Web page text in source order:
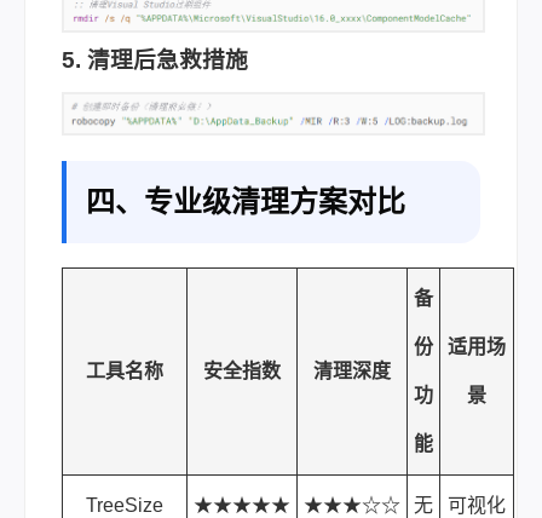
5. 清理后急救措施
四、专业级清理方案对比
工具名称 安全指数 清理深度
备
份
功
能
适用场
景
TreeSize ★★★★★ ★★★☆☆ 无 可视化